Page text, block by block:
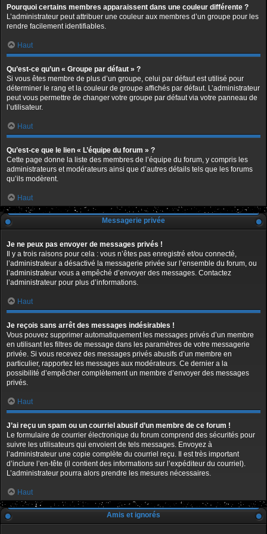
Pourquoi certains membres apparaissent dans une couleur différente ?
L’administrateur peut attribuer une couleur aux membres d’un groupe pour les
rendre facilement identifiables.
Haut
Qu’est-ce qu’un « Groupe par défaut » ?
Si vous êtes membre de plus d’un groupe, celui par défaut est utilisé pour
déterminer le rang et la couleur de groupe affichés par défaut. L’administrateur
peut vous permettre de changer votre groupe par défaut via votre panneau de
l’utilisateur.
Haut
Qu’est-ce que le lien « L’équipe du forum » ?
Cette page donne la liste des membres de l’équipe du forum, y compris les
administrateurs et modérateurs ainsi que d’autres détails tels que les forums
qu’ils modèrent.
Haut
Messagerie privée
Je ne peux pas envoyer de messages privés !
Il y a trois raisons pour cela : vous n’êtes pas enregistré et/ou connecté,
l’administrateur a désactivé la messagerie privée sur l’ensemble du forum, ou
l’administrateur vous a empêché d’envoyer des messages. Contactez
l’administrateur pour plus d’informations.
Haut
Je reçois sans arrêt des messages indésirables !
Vous pouvez supprimer automatiquement les messages privés d’un membre
en utilisant les filtres de message dans les paramètres de votre messagerie
privée. Si vous recevez des messages privés abusifs d’un membre en
particulier, rapportez les messages aux modérateurs. Ce dernier a la
possibilité d’empêcher complètement un membre d’envoyer des messages
privés.
Haut
J’ai reçu un spam ou un courriel abusif d’un membre de ce forum !
Le formulaire de courrier électronique du forum comprend des sécurités pour
suivre les utilisateurs qui envoient de tels messages. Envoyez à
l’administrateur une copie complète du courriel reçu. Il est très important
d’inclure l’en-tête (il contient des informations sur l’expéditeur du courriel).
L’administrateur pourra alors prendre les mesures nécessaires.
Haut
Amis et ignorés